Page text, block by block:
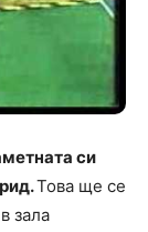
си
Това ще се
зала